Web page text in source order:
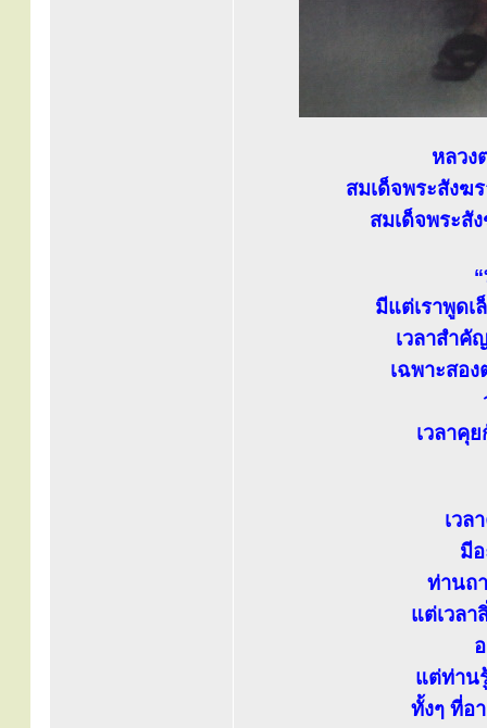
หลวง
สมเด็จพระสังฆ
สมเด็จพระสั
มีแต่เราพูด
เวลาสำคั
เฉพาะสอ
เวลาคุ
เวล
มี
ท่านถ
แต่เวล
แต่ท่าน
ทั้งๆ ที่อ